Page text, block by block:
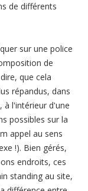
de différents
sur une police
de
que cela
répandus, dans
à l'intérieur d'une
possibles sur la
appel au sens
!). Bien gérés,
endroits, ces
standing au site,